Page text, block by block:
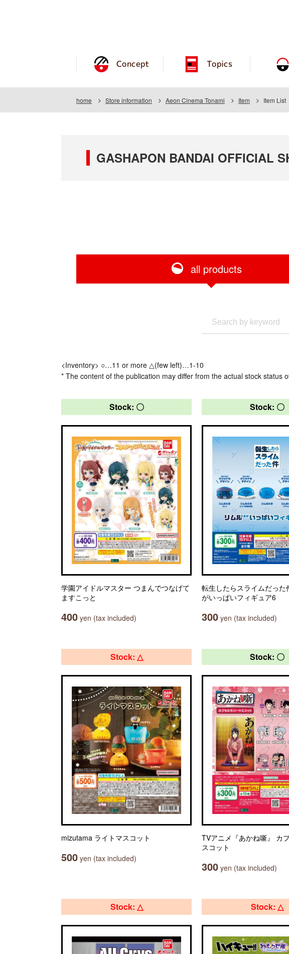
Concept Topics
home Store information Aeon Cinema Tonami Item Item List
GASHAPON BANDAI OFFICIAL
all products
<Inventory> ○…11 or more △(few left)…1-10
* The content of the publication may differ from the actual stock status
Stock: 〇
学園アイドルマスター つまんでつなげて
ますこっと
400 yen (tax included)
Stock: 〇
転生したらスライムだった
がいっぱいフィギュア6
300 yen (tax included)
Stock: △
mizutama ライトマスコット
500 yen (tax included)
Stock: 〇
TVアニメ『あかね噺』 カ
スコット
300 yen (tax included)
Stock: △ Stock: △